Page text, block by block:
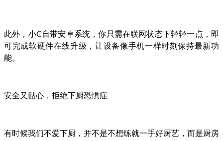
此外，小C自带安卓系统，你只需在联网状态下轻轻一点，即
可完成软硬件在线升级，让设备像手机一样时刻保持最新功
能。
安全又贴心，拒绝下厨恐惧症
有时候我们不爱下厨，并不是不想练就一手好厨艺，而是厨房